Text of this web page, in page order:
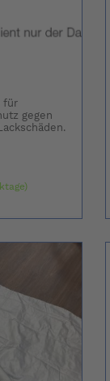
für
gegen